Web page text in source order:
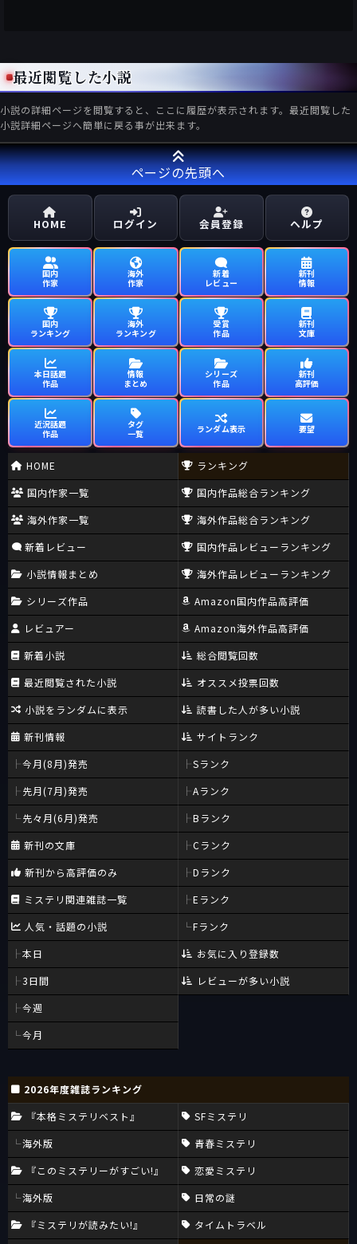
最近閲覧した小説
小説の詳細ページを閲覧すると、ここに履歴が表示されます。最近閲覧した
小説詳細ページへ簡単に戻る事が出来ます。
ページの先頭へ
HOME ログイン 会員登録 ヘルプ
国内
作家
海外
作家
新着
レビュー
新刊
情報
国内
ランキング
海外
ランキング
受賞
作品
新刊
文庫
本日話題
作品
情報
まとめ
シリーズ
作品
新刊
高評価
近況話題
作品
タグ
一覧
ランダム表示 要望
HOME
国内作家一覧
海外作家一覧
新着レビュー
小説情報まとめ
シリーズ作品
レビュアー
新着小説
最近閲覧された小説
小説をランダムに表示
新刊情報
今月(8月)発売
先月(7月)発売
先々月(6月)発売
新刊の文庫
新刊から高評価のみ
ミステリ関連雑誌一覧
人気・話題の小説
本日
3日間
今週
今月
ランキング
国内作品総合ランキング
海外作品総合ランキング
国内作品レビューランキング
海外作品レビューランキング
Amazon国内作品高評価
Amazon海外作品高評価
総合閲覧回数
オススメ投票回数
読書した人が多い小説
サイトランク
Sランク
Aランク
Bランク
Cランク
Dランク
Eランク
Fランク
お気に入り登録数
レビューが多い小説
2026年度雑誌ランキング
『本格ミステリベスト』
海外版
『このミステリーがすごい!』
海外版
『ミステリが読みたい!』
SFミステリ
青春ミステリ
恋愛ミステリ
日常の謎
タイムトラベル